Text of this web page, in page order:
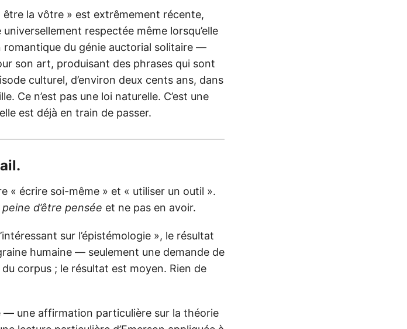
être la vôtre » est extrêmement récente,
respectée même lorsqu’elle
du génie auctorial solitaire —
son art, produisant des phrases qui sont
culturel, d’environ deux cents ans, dans
Ce n’est pas une loi naturelle. C’est une
est déjà en train de passer.
« écrire soi-même » et « utiliser un outil ».
d’être pensée et ne pas en avoir.
sur l’épistémologie », le résultat
humaine — seulement une demande de
corpus ; le résultat est moyen. Rien de
— une affirmation particulière sur la théorie